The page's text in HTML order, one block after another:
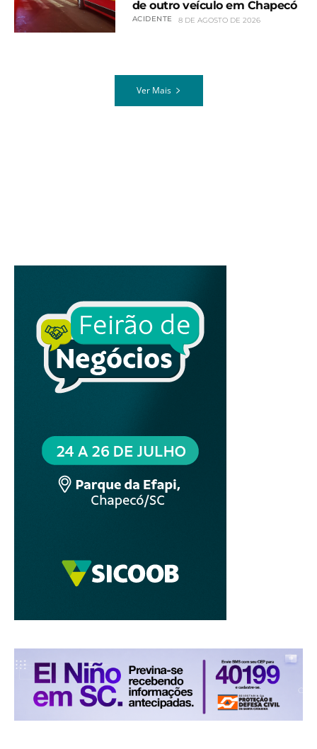
de outro veículo em Chapecó
ACIDENTE 8 DE AGOSTO DE 2026
Ver Mais